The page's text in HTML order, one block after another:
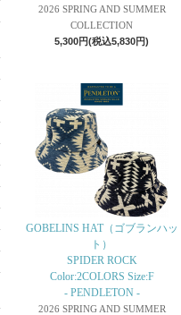
2026 SPRING AND SUMMER
COLLECTION
5,300円(税込5,830円)
GOBELINS HAT（ゴブランハッ
ト）
SPIDER ROCK
Color:2COLORS Size:F
- PENDLETON -
2026 SPRING AND SUMMER